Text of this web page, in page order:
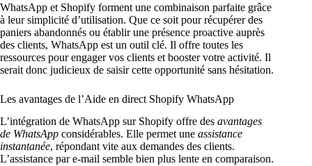
WhatsApp et Shopify forment une combinaison parfaite grâce
à leur simplicité d’utilisation. Que ce soit pour récupérer des
paniers abandonnés ou établir une présence proactive auprès
des clients, WhatsApp est un outil clé. Il offre toutes les
ressources pour engager vos clients et booster votre activité. Il
serait donc judicieux de saisir cette opportunité sans hésitation.
Les avantages de l’Aide en direct Shopify WhatsApp
L’intégration de WhatsApp sur Shopify offre des avantages
de WhatsApp considérables. Elle permet une assistance
instantanée, répondant vite aux demandes des clients.
L’assistance par e-mail semble bien plus lente en comparaison.